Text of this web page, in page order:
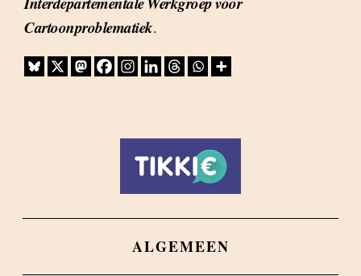
Cartoonproblematiek.
ALGEMEEN